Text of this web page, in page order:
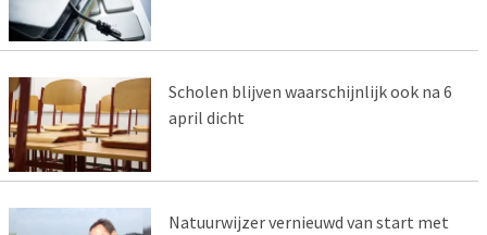
Scholen blijven waarschijnlijk ook na 6
april dicht
Natuurwijzer vernieuwd van start met